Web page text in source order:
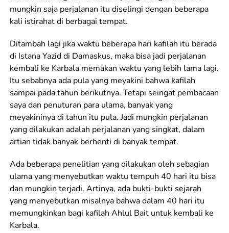
mungkin saja perjalanan itu diselingi dengan beberapa
kali istirahat di berbagai tempat.
Ditambah lagi jika waktu beberapa hari kafilah itu berada
di Istana Yazid di Damaskus, maka bisa jadi perjalanan
kembali ke Karbala memakan waktu yang lebih lama lagi.
Itu sebabnya ada pula yang meyakini bahwa kafilah
sampai pada tahun berikutnya. Tetapi seingat pembacaan
saya dan penuturan para ulama, banyak yang
meyakininya di tahun itu pula. Jadi mungkin perjalanan
yang dilakukan adalah perjalanan yang singkat, dalam
artian tidak banyak berhenti di banyak tempat.
Ada beberapa penelitian yang dilakukan oleh sebagian
ulama yang menyebutkan waktu tempuh 40 hari itu bisa
dan mungkin terjadi. Artinya, ada bukti-bukti sejarah
yang menyebutkan misalnya bahwa dalam 40 hari itu
memungkinkan bagi kafilah Ahlul Bait untuk kembali ke
Karbala.